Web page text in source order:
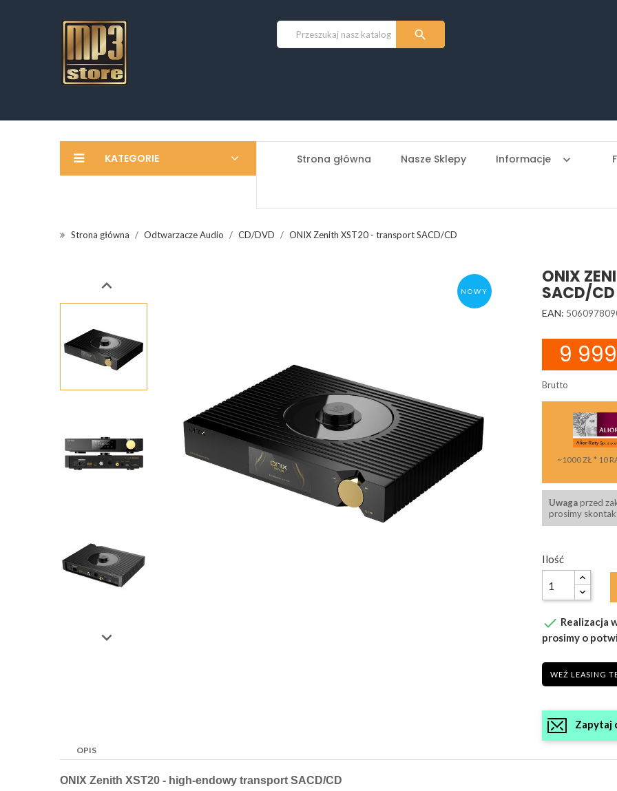

KATEGORIE Strona główna Nasze Sklepy Informacje keyboard_arrow_down
Strona główna Odtwarzacze Audio CD/DVD ONIX Zenith XST20 - transport SACD/CD


NOWY
ONIX
SACD/CD
EAN:
9
Brutto
~1000 ZŁ * 10
Uwagaprzed
prosimy
Ilość
 Realizacja
prosimy o
WEŹ LEASING
Zapytaj
OPIS
ONIX Zenith XST20 - high-endowy transport SACD/CD